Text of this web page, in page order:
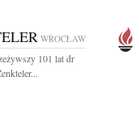
WROCŁAW
101 lat dr